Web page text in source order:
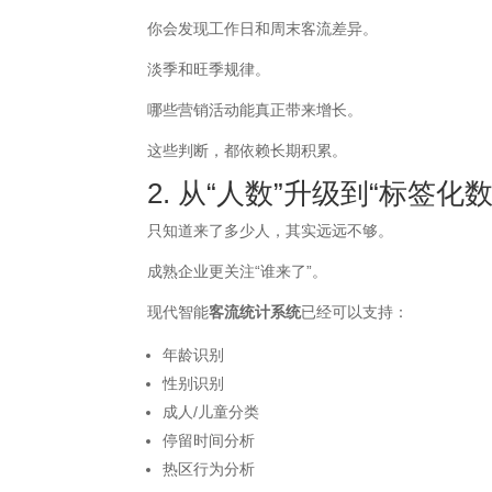
你会发现工作日和周末客流差异。
淡季和旺季规律。
哪些营销活动能真正带来增长。
这些判断，都依赖长期积累。
2. 从“人数”升级到“标签化
只知道来了多少人，其实远远不够。
成熟企业更关注“谁来了”。
现代智能客流统计系统已经可以支持：
年龄识别
性别识别
成人/儿童分类
停留时间分析
热区行为分析